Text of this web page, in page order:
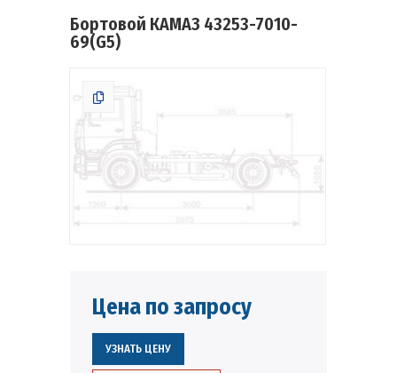
Бортовой КАМАЗ 43253-7010-
69(G5)
Цена по запросу
УЗНАТЬ ЦЕНУ